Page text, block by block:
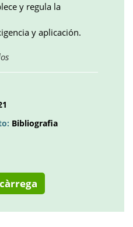
y regula la
y aplicación.
Obre
en
Bibliografia